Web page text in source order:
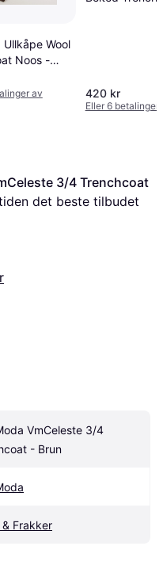
Ullkåpe Wool
Noos -
av
420 kr
Eller 6 betalinger
3/4 Trenchcoat
det beste tilbudet
VmCeleste 3/4
- Brun
& Frakker